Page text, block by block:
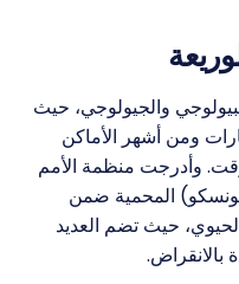
والجيولوجي، حيث
ومن أشهر الأماكن
وأدرجت منظمة الأمم
المحمية ضمن
حيث تضم العديد
بالانقراض.